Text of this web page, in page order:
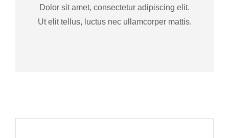
Dolor sit amet, consectetur adipiscing elit.
Ut elit tellus, luctus nec ullamcorper mattis.